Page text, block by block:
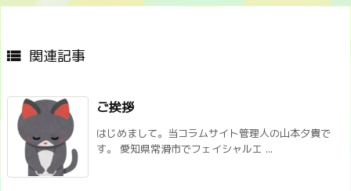
 関連記事
ご挨拶
はじめまして。当コラムサイト管理人の山本夕貴で
す。 愛知県常滑市でフェイシャルエ ...